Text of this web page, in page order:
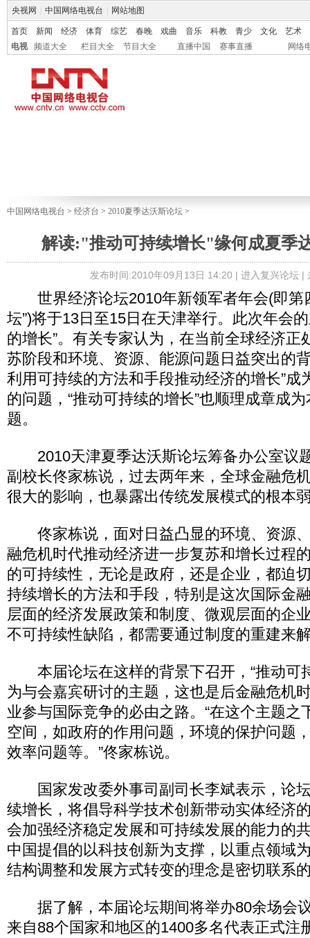
央视网 中国网络电视台 网站地图
首页 新闻 经济 体育 综艺 春晚 戏曲 音乐 科教 青少 文化
艺术
电视
频道大全 栏目大全 节目大全 直播中国 赛事直播 网络
中国网络电视台 > 经济台 > 2010夏季达沃斯论坛 >
解读:"推动可持续增长"缘何成夏季
发布时间:2010年09月13日 14:20 | 进入复兴论坛|
世界经济论坛2010年新领军者年会(即第
坛”)将于13日至15日在天津举行。此次年会
的增长”。有关专家认为，在当前全球经济正
苏阶段和环境、资源、能源问题日益突出的
利用可持续的方法和手段推动经济的增长”成
的问题，“推动可持续的增长”也顺理成章成
题。
2010天津夏季达沃斯论坛筹备办公室议
副校长佟家栋说，过去两年来，全球金融危
很大的影响，也暴露出传统发展模式的根本
佟家栋说，面对日益凸显的环境、资源
融危机时代推动经济进一步复苏和增长过程
的可持续性，无论是政府，还是企业，都迫
持续增长的方法和手段，特别是这次国际金
层面的经济发展政策和制度、微观层面的企
不可持续性缺陷，都需要通过制度的重建来
本届论坛在这样的背景下召开，“推动可
为与会嘉宾研讨的主题，这也是后金融危机
业参与国际竞争的必由之路。“在这个主题之
空间，如政府的作用问题，环境的保护问题
效率问题等。”佟家栋说。
国家发改委外事司副司长李斌表示，论
续增长，将倡导科学技术创新带动实体经济
会加强经济稳定发展和可持续发展的能力的
中国提倡的以科技创新为支撑，以重点领域
结构调整和发展方式转变的理念是密切联系
据了解，本届论坛期间将举办80余场会
来自88个国家和地区的1400多名代表正式注